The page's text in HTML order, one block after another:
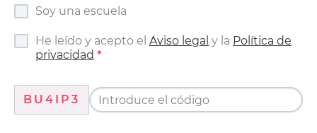
Soy una escuela
He leído y acepto el Aviso legal y la Política de
privacidad
BU4IP3